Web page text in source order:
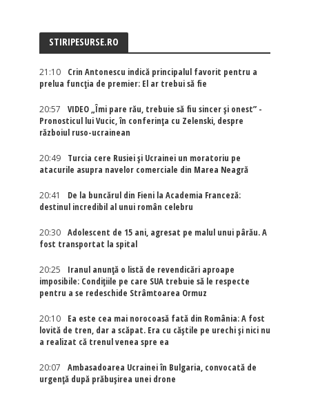
STIRIPESURSE.RO
21:10
Crin Antonescu indică principalul favorit pentru a
prelua funcția de premier: El ar trebui să fie
20:57
VIDEO „Îmi pare rău, trebuie să fiu sincer și onest” -
Pronosticul lui Vucic, în conferința cu Zelenski, despre
războiul ruso-ucrainean
20:49
Turcia cere Rusiei și Ucrainei un moratoriu pe
atacurile asupra navelor comerciale din Marea Neagră
20:41
De la buncărul din Fieni la Academia Franceză:
destinul incredibil al unui român celebru
20:30
Adolescent de 15 ani, agresat pe malul unui pârău. A
fost transportat la spital
20:25
Iranul anunță o listă de revendicări aproape
imposibile: Condițiile pe care SUA trebuie să le respecte
pentru a se redeschide Strâmtoarea Ormuz
20:10
Ea este cea mai norocoasă fată din România: A fost
lovită de tren, dar a scăpat. Era cu căștile pe urechi și nici nu
a realizat că trenul venea spre ea
20:07
Ambasadoarea Ucrainei în Bulgaria, convocată de
urgență după prăbușirea unei drone